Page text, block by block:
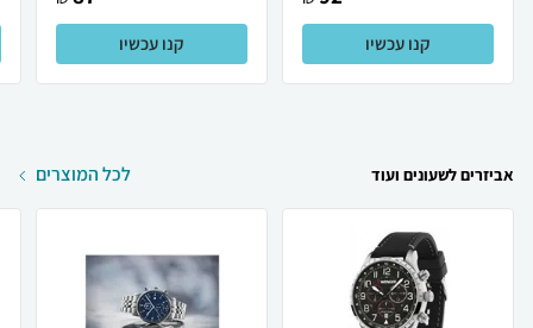
קנו עכשיו קנו עכשיו
אביזרים לשעונים ועוד לכל המוצרים